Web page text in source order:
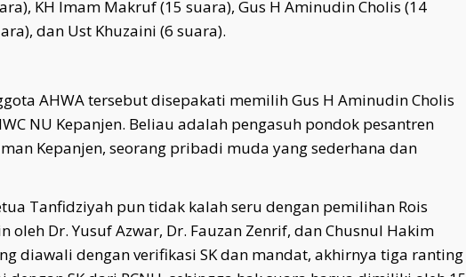
KH Imam Makruf (15 suara), Gus H Aminudin Cholis (14
dan Ust Khuzaini (6 suara).
AHWA tersebut disepakati memilih Gus H Aminudin Cholis
NU Kepanjen. Beliau adalah pengasuh pondok pesantren
Kepanjen, seorang pribadi muda yang sederhana dan
Tanfidziyah pun tidak kalah seru dengan pemilihan Rois
oleh Dr. Yusuf Azwar, Dr. Fauzan Zenrif, dan Chusnul Hakim
diawali dengan verifikasi SK dan mandat, akhirnya tiga ranting